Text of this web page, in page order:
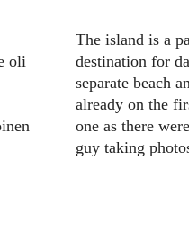
oli
The island is a
destination for
separate beach
already on the
one as there
guy taking